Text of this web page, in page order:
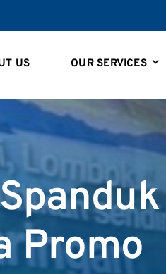
US OUR SERVICES
Promo